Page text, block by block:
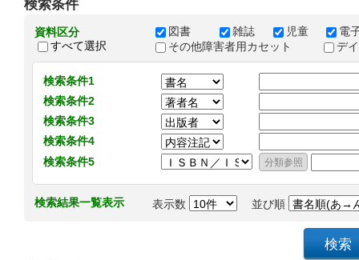
検索条件
資料区分
すべて選択
図書 雑誌 児童
電
その他障害者用カセット
デ
検索条件1
検索条件2
検索条件3
検索条件4
検索条件5
検索結果一覧表示 表示数 並び順